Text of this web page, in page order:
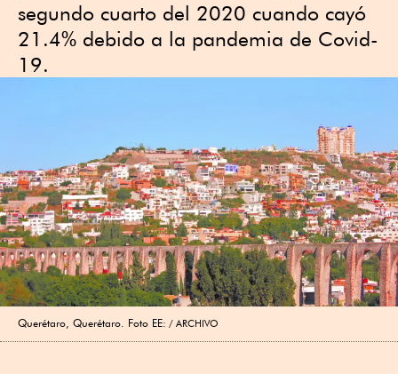
segundo cuarto del 2020 cuando cayó
21.4% debido a la pandemia de Covid-
19.
Querétaro, Querétaro. Foto EE: ARCHIVO